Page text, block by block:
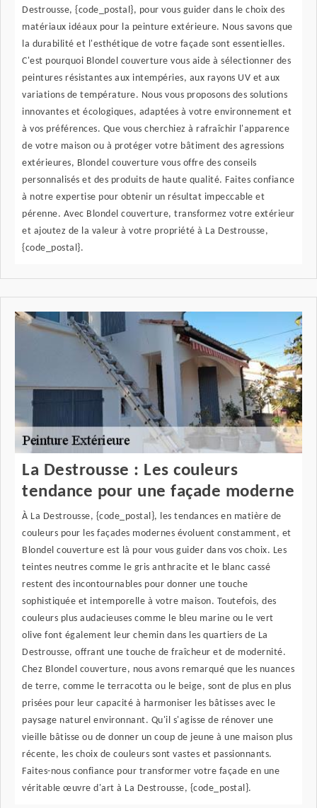
Destrousse, {code_postal}, pour vous guider dans le choix des
matériaux idéaux pour la peinture extérieure. Nous savons que
la durabilité et l'esthétique de votre façade sont essentielles.
C'est pourquoi Blondel couverture vous aide à sélectionner des
peintures résistantes aux intempéries, aux rayons UV et aux
variations de température. Nous vous proposons des solutions
innovantes et écologiques, adaptées à votre environnement et
à vos préférences. Que vous cherchiez à rafraîchir l'apparence
de votre maison ou à protéger votre bâtiment des agressions
extérieures, Blondel couverture vous offre des conseils
personnalisés et des produits de haute qualité. Faites confiance
à notre expertise pour obtenir un résultat impeccable et
pérenne. Avec Blondel couverture, transformez votre extérieur
et ajoutez de la valeur à votre propriété à La Destrousse,
{code_postal}.
La Destrousse : Les couleurs
tendance pour une façade moderne
À La Destrousse, {code_postal}, les tendances en matière de
couleurs pour les façades modernes évoluent constamment, et
Blondel couverture est là pour vous guider dans vos choix. Les
teintes neutres comme le gris anthracite et le blanc cassé
restent des incontournables pour donner une touche
sophistiquée et intemporelle à votre maison. Toutefois, des
couleurs plus audacieuses comme le bleu marine ou le vert
olive font également leur chemin dans les quartiers de La
Destrousse, offrant une touche de fraîcheur et de modernité.
Chez Blondel couverture, nous avons remarqué que les nuances
de terre, comme le terracotta ou le beige, sont de plus en plus
prisées pour leur capacité à harmoniser les bâtisses avec le
paysage naturel environnant. Qu'il s'agisse de rénover une
vieille bâtisse ou de donner un coup de jeune à une maison plus
récente, les choix de couleurs sont vastes et passionnants.
Faites-nous confiance pour transformer votre façade en une
véritable œuvre d'art à La Destrousse, {code_postal}.